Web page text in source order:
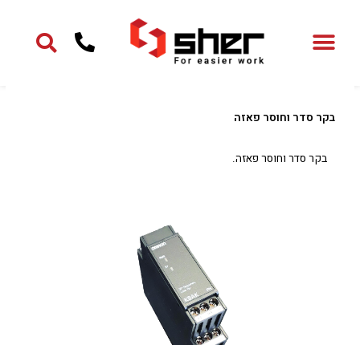
בקר סדר וחוסר פאזה
בקר סדר וחוסר פאזה.